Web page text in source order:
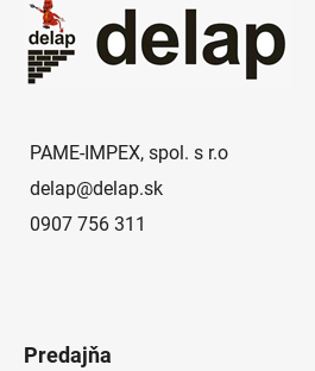
PAME-IMPEX, spol. s r.o
delap@delap.sk
0907 756 311
Predajňa